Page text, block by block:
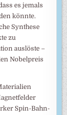
es jemals
könnte.
Synthese
zu
auslöste –
Nobelpreis
Spin-Bahn-